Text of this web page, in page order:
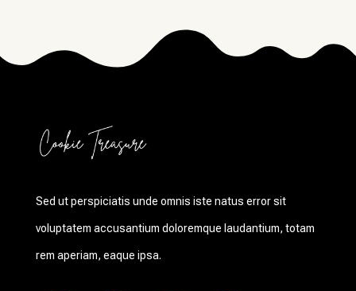
Sed ut perspiciatis unde omnis iste natus error sit
voluptatem accusantium doloremque laudantium, totam
rem aperiam, eaque ipsa.